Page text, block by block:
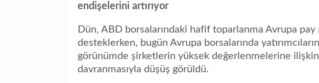
endişelerini artırıyor
Dün, ABD borsalarındaki hafif toparlanma Avrupa pay
desteklerken, bugün Avrupa borsalarında
görünümde şirketlerin yüksek değerlenmelerine
davranmasıyla düşüş görüldü.